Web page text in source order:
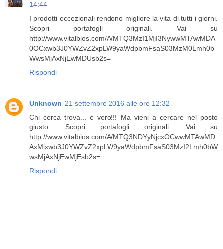
14:44
I prodotti eccezionali rendono migliore la vita di tutti i giorni.
Scopri portafogli originali. Vai su
http://www.vitalbios.com/A/MTQ3MzI1MjI3NywwMTAwMDA
0OCxwb3J0YWZvZ2xpLW9yaWdpbmFsaS03MzM0Lmh0b
WwsMjAxNjEwMDUsb2s=
Rispondi
Unknown 21 settembre 2016 alle ore 12:32
Chi cerca trova... è vero!!! Ma vieni a cercare nel posto
giusto. Scopri portafogli originali. Vai su
http://www.vitalbios.com/A/MTQ3NDYyNjcxOCwwMTAwMD
AxMixwb3J0YWZvZ2xpLW9yaWdpbmFsaS03MzI2Lmh0bW
wsMjAxNjEwMjEsb2s=
Rispondi